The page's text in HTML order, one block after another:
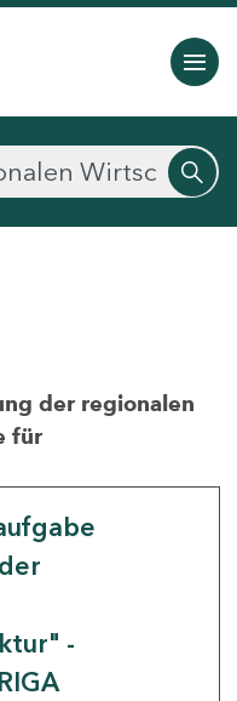
der regionalen
für
-